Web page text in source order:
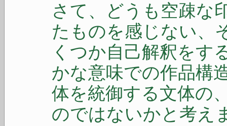
さて、どうも空疎な
たものを感じない、
くつか自己解釈をす
かな意味での作品構
体を統御する文体の
のではないかと考え